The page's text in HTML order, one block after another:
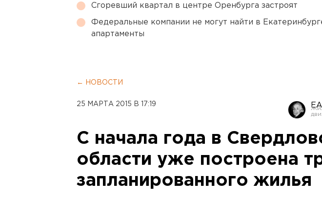
Сгоревший квартал в центре Оренбурга застроят
Федеральные компании не могут найти в
апартаменты
← НОВОСТИ
25 МАРТА 2015 В 17:19
С начала года в
области уже построена
запланированного жилья